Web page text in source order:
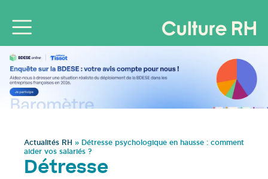
Actualités RH » Détresse psychologique en hausse : comment
aider vos salariés ?
Détresse